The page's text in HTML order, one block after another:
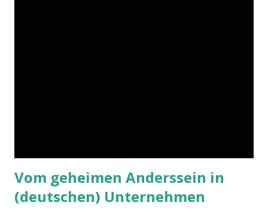
Vom geheimen Anderssein in
(deutschen) Unternehmen